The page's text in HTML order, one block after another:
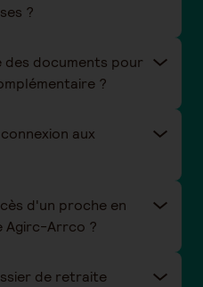
?
documents pour
?
aux
d'un proche en
Agirc-Arrco ?
de retraite